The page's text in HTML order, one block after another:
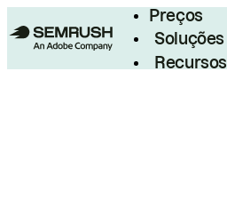
Preços
Soluções
Recursos